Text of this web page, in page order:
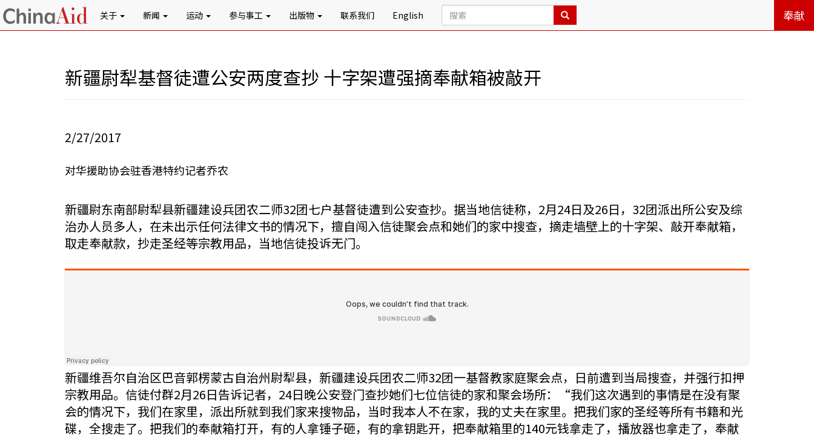
关于 新闻 运动 参与事工 出版物 联系我们 English 奉献
新疆尉犁基督徒遭公安两度查抄 十字架遭强摘奉献箱被敲开
2/27/2017
对华援助协会驻香港特约记者乔农
新疆尉东南部尉犁县新疆建设兵团农二师32团七户基督徒遭到公安查抄。据当地信徒称，2月24日及26日，32团派出所公安及综
治办人员多人，在未出示任何法律文书的情况下，擅自闯入信徒聚会点和她们的家中搜查，摘走墙壁上的十字架、敲开奉献箱，
取走奉献款，抄走圣经等宗教用品，当地信徒投诉无门。
新疆维吾尔自治区巴音郭楞蒙古自治州尉犁县，新疆建设兵团农二师32团一基督教家庭聚会点，日前遭到当局搜查，并强行扣押
宗教用品。信徒付群2月26日告诉记者，24日晚公安登门查抄她们七位信徒的家和聚会场所：“我们这次遇到的事情是在没有聚
会的情况下，我们在家里，派出所就到我们家来搜物品，当时我本人不在家，我的丈夫在家里。把我们家的圣经等所有书籍和光
碟，全搜走了。把我们的奉献箱打开，有的人拿锤子砸，有的拿钥匙开，把奉献箱里的140元钱拿走了，播放器也拿走了，奉献